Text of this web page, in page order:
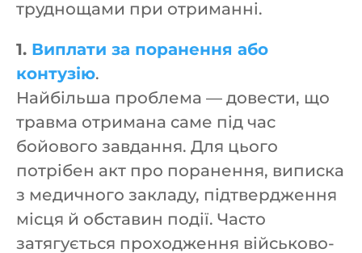
труднощами при отриманні.
1. Виплати за поранення або
контузію.
Найбільша проблема — довести, що
травма отримана саме під час
бойового завдання. Для цього
потрібен акт про поранення, виписка
з медичного закладу, підтвердження
місця й обставин події. Часто
затягується проходження військово-